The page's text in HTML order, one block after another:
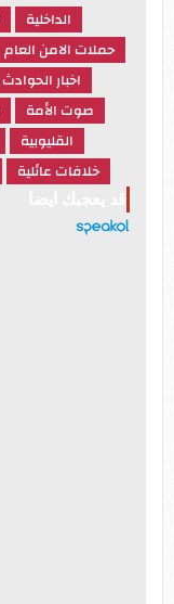
الداخلية
حملات الامن العام
اخبار الحوادث
صوت الأمة
القليوبية
خلافات عائلية